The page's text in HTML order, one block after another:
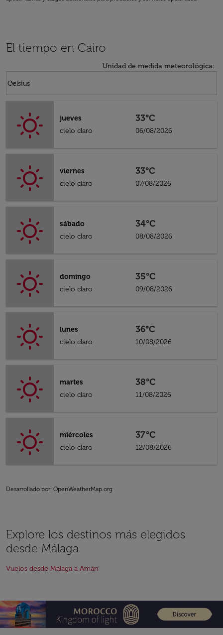
El tiempo en Cairo
Unidad de medida meteorológica:
Celsius
keyboard_arrow_down
jueves
cielo claro
33°C
06/08/2026
viernes
cielo claro
33°C
07/08/2026
sábado
cielo claro
34°C
08/08/2026
domingo
cielo claro
35°C
09/08/2026
lunes
cielo claro
36°C
10/08/2026
martes
cielo claro
38°C
11/08/2026
miércoles
cielo claro
37°C
12/08/2026
Desarrollado por: OpenWeatherMap.org
Explore los destinos más elegidos
desde Málaga
Vuelos desde Málaga a Amán